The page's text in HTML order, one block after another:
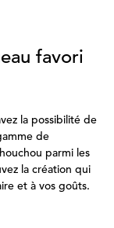
favori
la possibilité de
de
parmi les
la création qui
et à vos goûts.